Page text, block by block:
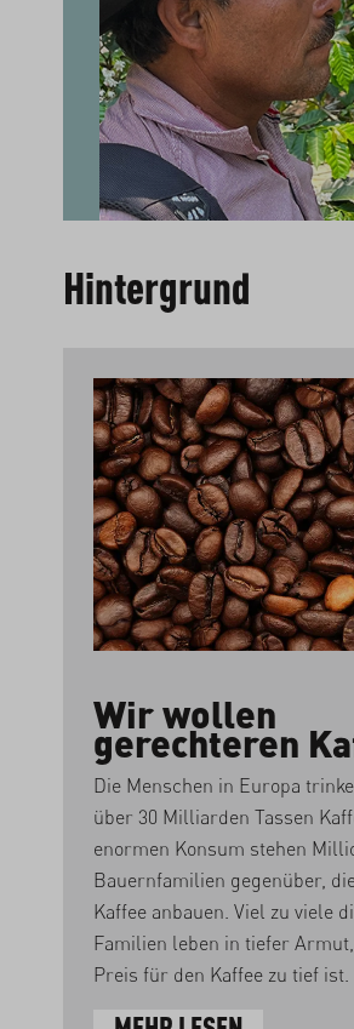
Hintergrund
Wir wollen
gerechteren
Die Menschen in Europa
über 30 Milliarden Tassen
enormen Konsum stehen
Bauernfamilien gegenüber,
Kaffee anbauen. Viel zu viele
Familien leben in tiefer
Preis für den Kaffee zu tief ist.